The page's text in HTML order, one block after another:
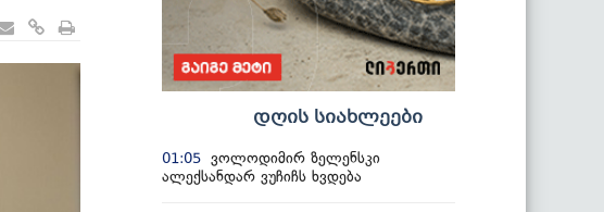
დღის სიახლეები
01:05 ვოლოდიმირ ზელენსკი
ალექსანდარ ვუჩიჩს ხვდება